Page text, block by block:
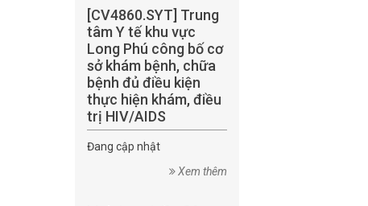
[CV4860.SYT] Trung
tâm Y tế khu vực
Long Phú công bố cơ
sở khám bệnh, chữa
bệnh đủ điều kiện
thực hiện khám, điều
trị HIV/AIDS
Đang cập nhật
Xem thêm